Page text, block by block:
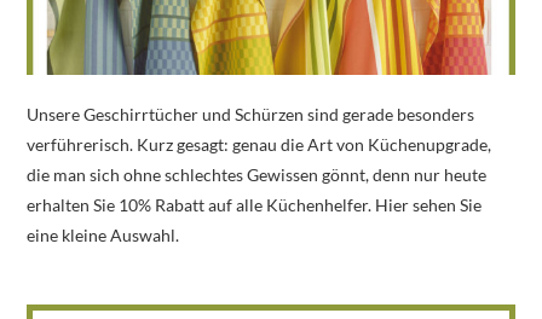
Unsere Geschirrtücher und Schürzen sind gerade besonders
verführerisch. Kurz gesagt: genau die Art von Küchenupgrade,
die man sich ohne schlechtes Gewissen gönnt, denn nur heute
erhalten Sie 10% Rabatt auf alle Küchenhelfer. Hier sehen Sie
eine kleine Auswahl.